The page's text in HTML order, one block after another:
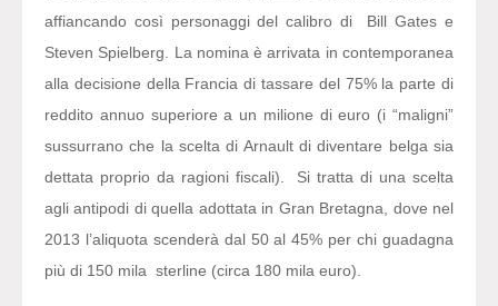
affiancando così personaggi del calibro di Bill Gates e
Steven Spielberg. La nomina è arrivata in contemporanea
alla decisione della Francia di tassare del 75% la parte di
reddito annuo superiore a un milione di euro (i “maligni”
sussurrano che la scelta di Arnault di diventare belga sia
dettata proprio da ragioni fiscali). Si tratta di una scelta
agli antipodi di quella adottata in Gran Bretagna, dove nel
2013 l’aliquota scenderà dal 50 al 45% per chi guadagna
più di 150 mila sterline (circa 180 mila euro).